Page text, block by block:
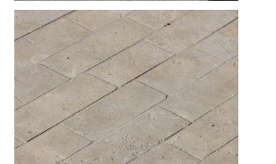
Travertin
Unkategorisiert
Verblender & Riemchen
Wandverkleidung